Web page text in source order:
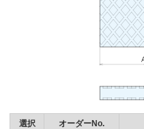
選択 オーダーNo.